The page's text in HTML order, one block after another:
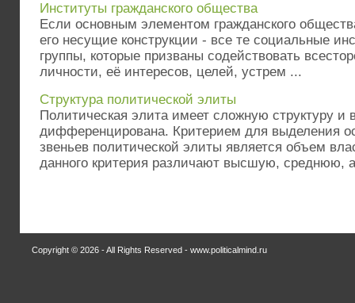
Институты гражданского общества
Если основным элементом гражданского
его несущие конструкции - все те социальные
группы, которые призваны содействовать
личности, её интересов, целей, устрем ...
Структура политической элиты
Политическая элита имеет сложную структуру и
дифференцирована. Критерием для выделения
звеньев политической элиты является объем
данного критерия различают высшую, среднюю,
Copyright © 2026 - All Rights Reserved - www.politicalmind.ru